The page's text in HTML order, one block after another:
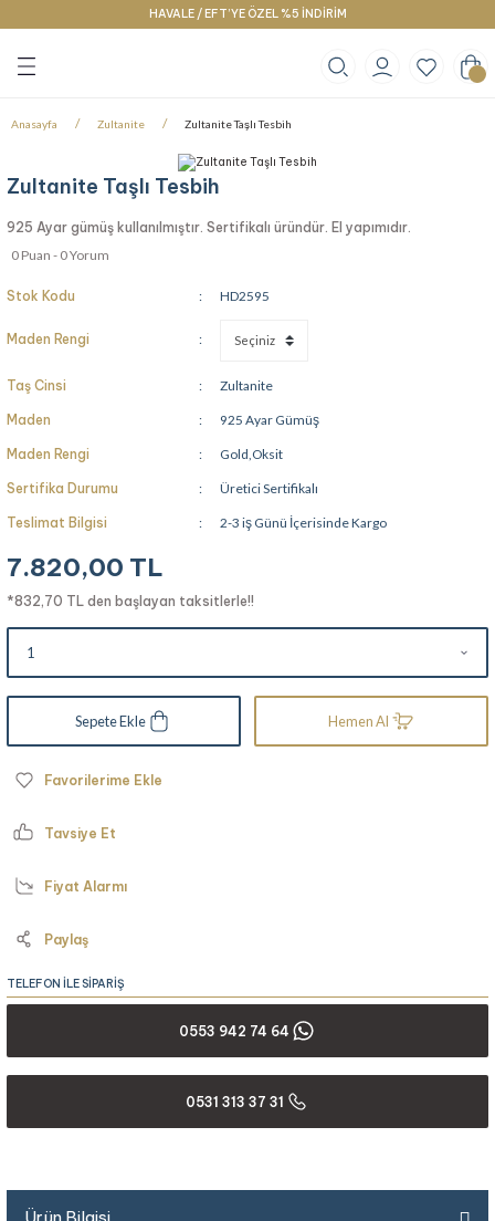
HAVALE / EFT’YE ÖZEL %5 İNDİRİM
Geri Dön
Geri Dön
Geri Dön
Anasayfa Zultanite Zultanite Taşlı Tesbih
Zultanite Taşlı Tesbih
925 Ayar gümüş kullanılmıştır. Sertifikalı üründür. El yapımıdır.
0 Puan - 0 Yorum
Stok Kodu HD2595
Maden Rengi
Taş Cinsi Zultanite
Maden 925 Ayar Gümüş
Maden Rengi Gold,Oksit
Sertifika Durumu Üretici Sertifikalı
Teslimat Bilgisi 2-3 iş Günü İçerisinde Kargo
7.820,00 TL
*832,70 TL den başlayan taksitlerle!!
Sepete Ekle Hemen Al
Tavsiye Et
Fiyat Alarmı
Paylaş
TELEFON İLE SİPARİŞ
0553 942 74 64
0531 313 37 31